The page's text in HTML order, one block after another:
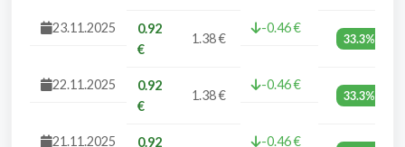
23.11.2025
0.92
€
1.38 €
-0.46 €
33.3%
22.11.2025
0.92
€
1.38 €
-0.46 €
33.3%
21.11.2025 0.92 -0.46 €